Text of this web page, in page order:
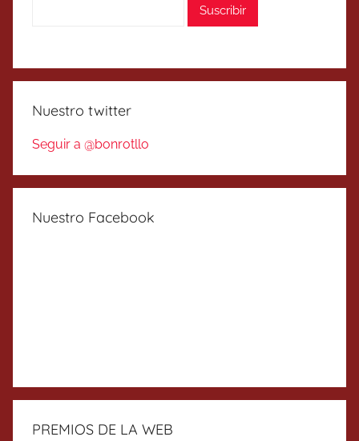
Nuestro twitter
Seguir a @bonrotllo
Nuestro Facebook
PREMIOS DE LA WEB